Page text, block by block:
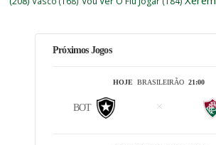
Próximos Jogos
HOJE BRASILEIRÃO21:00
BOT